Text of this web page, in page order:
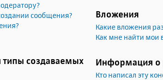
сообщения?
создаваемых
Вложения
Какие вложения
Как мне найти мои
Информация о
Кто написал эту